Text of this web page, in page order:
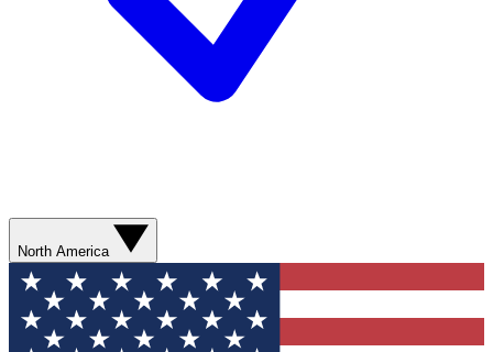
North America